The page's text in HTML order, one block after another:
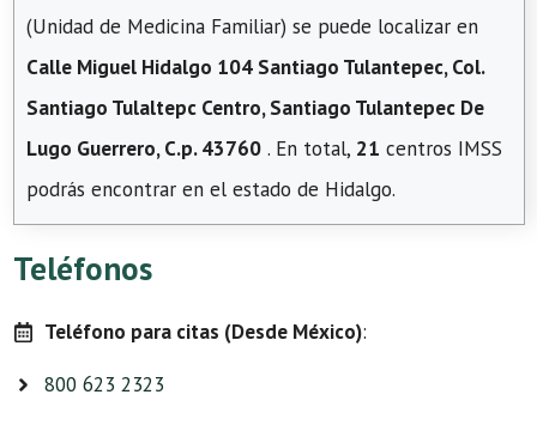
(Unidad de Medicina Familiar) se puede localizar en
Calle Miguel Hidalgo 104 Santiago Tulantepec, Col.
Santiago Tulaltepc Centro, Santiago Tulantepec De
Lugo Guerrero, C.p. 43760 . En total, 21 centros IMSS
podrás encontrar en el estado de Hidalgo.
Teléfonos
Teléfono para citas (Desde México):
800 623 2323